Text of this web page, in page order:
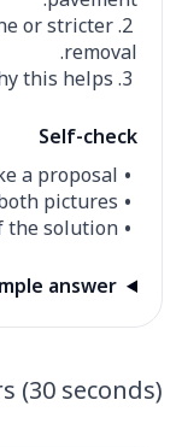
or stricter
removal.
this helps.
Self-check
a proposal?
pictures?
solution?
answer
(30 seconds)